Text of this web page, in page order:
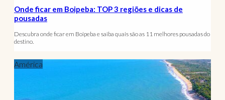
Onde ficar em Boipeba: TOP 3 regiões e dicas de
pousadas
Descubra onde ficar em Boipeba e saiba quais são as 11 melhores pousadas do
destino.
América